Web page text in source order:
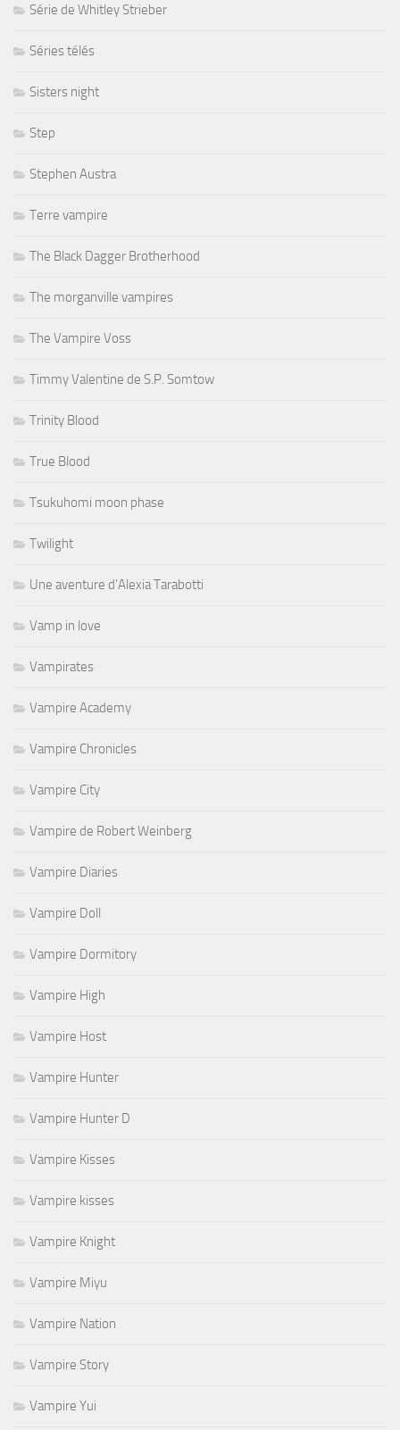
Série de Whitley Strieber
Séries télés
Sisters night
Step
Stephen Austra
Terre vampire
The Black Dagger Brotherhood
The morganville vampires
The Vampire Voss
Timmy Valentine de S.P. Somtow
Trinity Blood
True Blood
Tsukuhomi moon phase
Twilight
Une aventure d'Alexia Tarabotti
Vamp in love
Vampirates
Vampire Academy
Vampire Chronicles
Vampire City
Vampire de Robert Weinberg
Vampire Diaries
Vampire Doll
Vampire Dormitory
Vampire High
Vampire Host
Vampire Hunter
Vampire Hunter D
Vampire Kisses
Vampire kisses
Vampire Knight
Vampire Miyu
Vampire Nation
Vampire Story
Vampire Yui